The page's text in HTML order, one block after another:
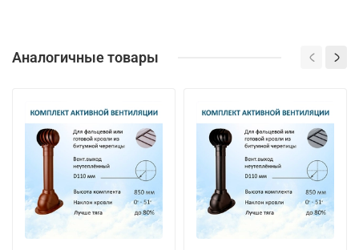
Аналогичные товары